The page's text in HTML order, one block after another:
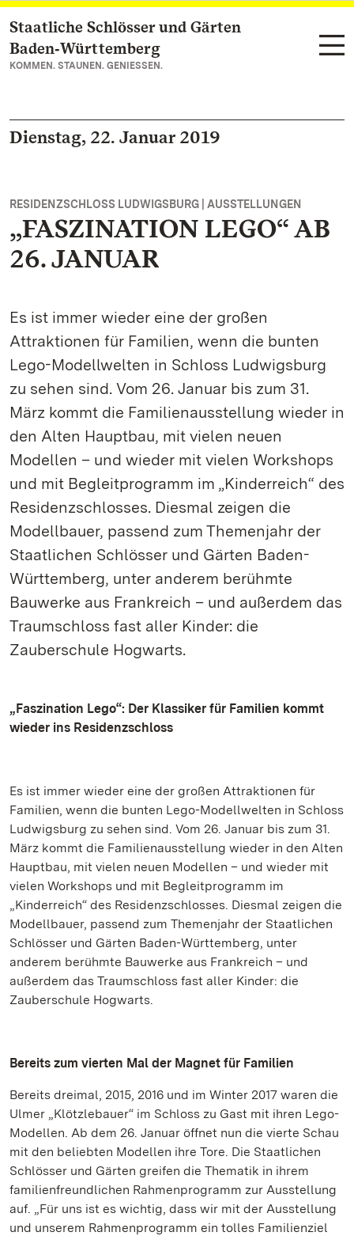
Zum Hauptinhalt springen
Staatliche Schlösser und Gärten
Baden‑Württemberg
KOMMEN. STAUNEN. GENIESSEN.
Dienstag, 22. Januar 2019
RESIDENZSCHLOSS LUDWIGSBURG | AUSSTELLUNGEN
„FASZINATION LEGO“ AB
26. JANUAR
Es ist immer wieder eine der großen
Attraktionen für Familien, wenn die bunten
Lego-Modellwelten in Schloss Ludwigsburg
zu sehen sind. Vom 26. Januar bis zum 31.
März kommt die Familienausstellung wieder in
den Alten Hauptbau, mit vielen neuen
Modellen – und wieder mit vielen Workshops
und mit Begleitprogramm im „Kinderreich“ des
Residenzschlosses. Diesmal zeigen die
Modellbauer, passend zum Themenjahr der
Staatlichen Schlösser und Gärten Baden-
Württemberg, unter anderem berühmte
Bauwerke aus Frankreich – und außerdem das
Traumschloss fast aller Kinder: die
Zauberschule Hogwarts.
„Faszination Lego“: Der Klassiker für Familien kommt
wieder ins Residenzschloss
Es ist immer wieder eine der großen Attraktionen für
Familien, wenn die bunten Lego-Modellwelten in Schloss
Ludwigsburg zu sehen sind. Vom 26. Januar bis zum 31.
März kommt die Familienausstellung wieder in den Alten
Hauptbau, mit vielen neuen Modellen – und wieder mit
vielen Workshops und mit Begleitprogramm im
„Kinderreich“ des Residenzschlosses. Diesmal zeigen die
Modellbauer, passend zum Themenjahr der Staatlichen
Schlösser und Gärten Baden-Württemberg, unter
anderem berühmte Bauwerke aus Frankreich – und
außerdem das Traumschloss fast aller Kinder: die
Zauberschule Hogwarts.
Bereits zum vierten Mal der Magnet für Familien
Bereits dreimal, 2015, 2016 und im Winter 2017 waren die
Ulmer „Klötzlebauer“ im Schloss zu Gast mit ihren Lego-
Modellen. Ab dem 26. Januar öffnet nun die vierte Schau
mit den beliebten Modellen ihre Tore. Die Staatlichen
Schlösser und Gärten greifen die Thematik in ihrem
familienfreundlichen Rahmenprogramm zur Ausstellung
auf. „Für uns ist es wichtig, dass wir mit der Ausstellung
und unserem Rahmenprogramm ein tolles Familienziel